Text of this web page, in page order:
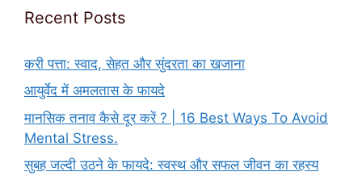
Recent Posts
करी पत्ता: स्वाद, सेहत और सुंदरता का खजाना
आयुर्वेद में अमलतास के फायदे
मानसिक तनाव कैसे दूर करें ? | 16 Best Ways To Avoid
Mental Stress.
सुबह जल्दी उठने के फायदे: स्वस्थ और सफल जीवन का रहस्य